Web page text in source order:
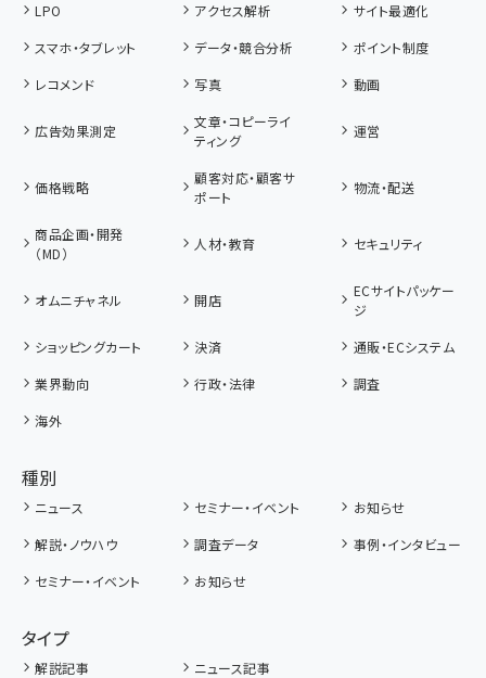
LPO
アクセス解析
サイト最適化
スマホ・タブレット
データ・競合分析
ポイント制度
レコメンド
写真 動画
広告効果測定
文章・コピーライ
ティング
運営
価格戦略
顧客対応・顧客サ
ポート
物流・配送
商品企画・開発
（MD）
人材・教育 セキュリティ
オムニチャネル 開店
ECサイトパッケー
ジ
ショッピングカート
決済
通販・ECシステム
業界動向
行政・法律
調査
海外
種別
ニュース セミナー・イベント
お知らせ
解説・ノウハウ
調査データ
事例・インタビュー
セミナー・イベント
お知らせ
タイプ
解説記事 ニュース記事